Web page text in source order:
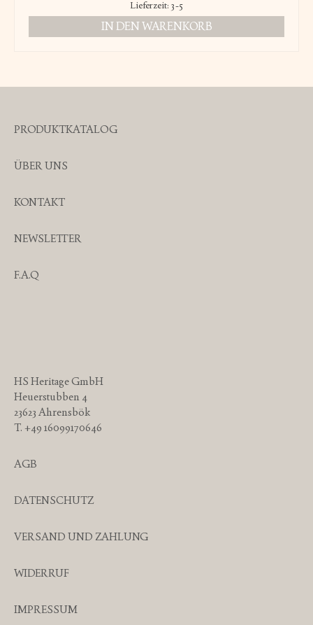
Lieferzeit: 3-5
IN DEN WARENKORB
PRODUKTKATALOG
ÜBER UNS
KONTAKT
NEWSLETTER
F.A.Q
HS Heritage GmbH
Heuerstubben 4
23623 Ahrensbök
T. +49 16099170646
AGB
DATENSCHUTZ
VERSAND UND ZAHLUNG
WIDERRUF
IMPRESSUM